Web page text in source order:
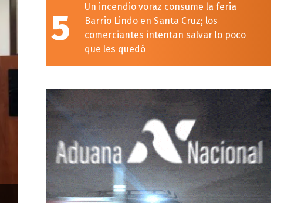
5
Un incendio voraz consume la feria
Barrio Lindo en Santa Cruz; los
comerciantes intentan salvar lo poco
que les quedó